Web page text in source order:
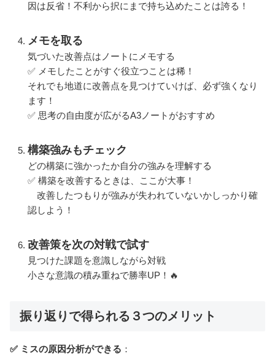
因は反省！不利から択にまで持ち込めたことは誇る！
メモを取る
気づいた改善点はノートにメモする
✅ メモしたことがすぐ役立つことは稀！
それでも地道に改善点を見つけていけば、必ず強くなり
ます！
✅ 思考の自由度が広がるA3ノートがおすすめ
構築強みもチェック
どの構築に強かったか自分の強みを理解する
✅ 構築を改善するときは、ここが大事！
改善したつもりが強みが失われていないかしっかり確
認しよう！
改善策を次の対戦で試す
見つけた課題を意識しながら対戦
小さな意識の積み重ねで勝率UP！🔥
振り返りで得られる３つのメリット
✅ ミスの原因分析ができる ：